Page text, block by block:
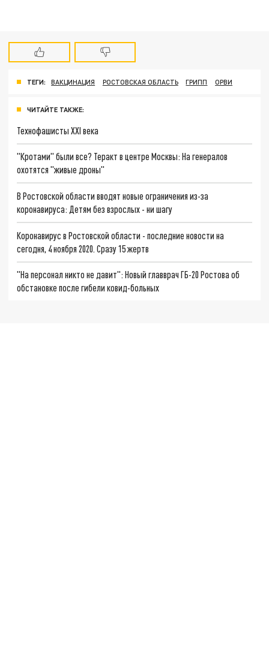
ТЕГИ: ВАКЦИНАЦИЯ РОСТОВСКАЯ ОБЛАСТЬ ГРИПП ОРВИ
ЧИТАЙТЕ ТАКЖЕ:
Технофашисты XXI века
"Кротами" были все? Теракт в центре Москвы: На генералов
охотятся "живые дроны"
В Ростовской области вводят новые ограничения из-за
коронавируса: Детям без взрослых - ни шагу
Коронавирус в Ростовской области - последние новости на
сегодня, 4 ноября 2020. Сразу 15 жертв
"На персонал никто не давит": Новый главврач ГБ-20 Ростова об
обстановке после гибели ковид-больных